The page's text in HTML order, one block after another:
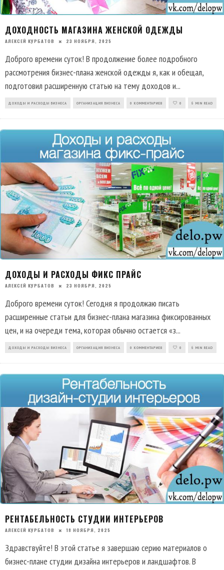
ДОХОДНОСТЬ МАГАЗИНА ЖЕНСКОЙ ОДЕЖДЫ
АЛЕКСЕЙ КУРБАТОВ 23 НОЯБРЯ, 2025
Доброго времени суток! В продолжение более подробного
рассмотрения бизнес-плана женской одежды я, как и обещал,
подготовил расширенную статью на тему доходов и...
ДОХОДЫ И РАСХОДЫ БИЗНЕСА ОРГАНИЗАЦИЯ БИЗНЕСА 0 КОММЕНТАРИЕВ 0 6 MIN READ
ДОХОДЫ И РАСХОДЫ ФИКС ПРАЙС
АЛЕКСЕЙ КУРБАТОВ 23 НОЯБРЯ, 2025
Доброго времени суток! Сегодня я продолжаю писать
расширенные статьи для бизнес-плана магазина фиксированных
цен, и на очереди тема, которая обычно остается «з...
ДОХОДЫ И РАСХОДЫ БИЗНЕСА ОРГАНИЗАЦИЯ БИЗНЕСА 0 КОММЕНТАРИЕВ 0 6 MIN READ
РЕНТАБЕЛЬНОСТЬ СТУДИИ ИНТЕРЬЕРОВ
АЛЕКСЕЙ КУРБАТОВ 18 НОЯБРЯ, 2025
Здравствуйте! В этой статье я завершаю серию материалов о
бизнес-плане студии дизайна интерьеров и ландшафтов. В